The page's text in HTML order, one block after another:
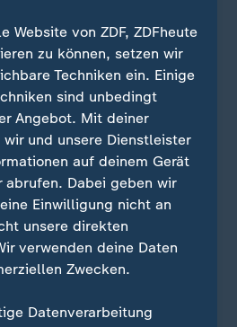
Menschenleben kosten
Lande aus. 75 Jahre
Auschwitz stehe ich als
Ihnen allen, beladen mit
erfüllt von Dankbarkeit: für
der Überlebenden, für das
in Israel und der
wieder erblühte jüdische
Ich bin beseelt vom Geist
und Israel, der
Weg gewiesen hat.
Website von ZDF, ZDFheute
zu können, setzen wir
Techniken ein. Einige
sind unbedingt
Angebot. Mit deiner
und unsere Dienstleister
auf deinem Gerät
Dabei geben wir
Einwilligung nicht an
unsere direkten
verwenden deine Daten
Zwecken.
Datenverarbeitung